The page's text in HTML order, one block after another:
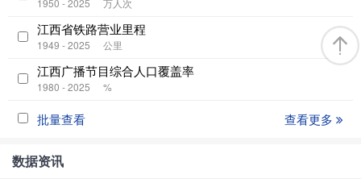
1950 - 2025 万人次
江西省铁路营业里程
1949 - 2025 公里
江西广播节目综合人口覆盖率
1980 - 2025 %
批量查看 查看更多
数据资讯